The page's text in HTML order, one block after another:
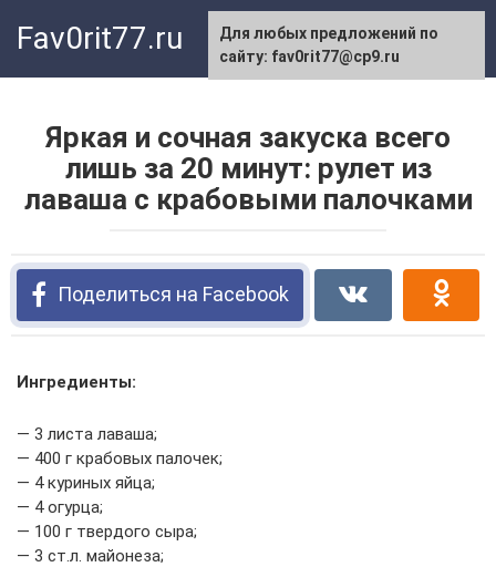
Fav0rit77.ru
Яркая и сочная закуска всего
лишь за 20 минут: рулет из
лаваша с крабовыми палочками
Поделиться на Facebook
Ингредиенты:
— 3 листа лаваша;
— 400 г крабовых палочек;
— 4 куриных яйца;
— 4 огурца;
— 100 г твердого сыра;
— 3 ст.л. майонеза;
Для любых предложений по
сайту: fav0rit77@cp9.ru